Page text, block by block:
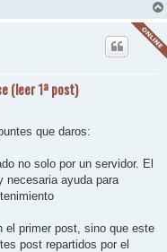
(leer 1ª post)
que daros:
no solo por un servidor. El
necesaria ayuda para
el primer post, sino que este
post repartidos por el